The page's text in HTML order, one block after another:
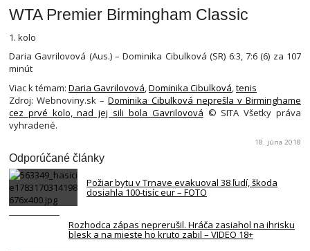
WTA Premier Birmingham Classic
1. kolo
Daria Gavrilovová (Aus.) – Dominika Cibulková (SR) 6:3, 7:6 (6) za 107
minút
Viac k témam: Daria Gavrilovová,Dominika Cibulková,tenis
Zdroj: Webnoviny.sk –Dominika Cibulková neprešla v Birminghame
cez prvé kolo, nad jej sili bola Gavrilovová © SITA Všetky práva
vyhradené.
18. júna 2018
Odporúčané články
Požiar bytu v Trnave evakuoval 38 ľudí, škoda
dosiahla 100-tisíc eur – FOTO
Rozhodca zápas neprerušil. Hráča zasiahol na ihrisku
blesk a na mieste ho kruto zabil – VIDEO 18+